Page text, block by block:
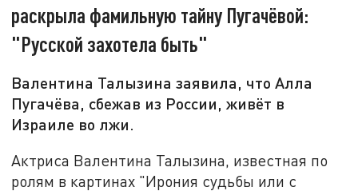
раскрыла фамильную тайну Пугачёвой:
"Русской захотела быть"
Валентина Талызина заявила, что Алла
Пугачёва, сбежав из России, живёт в
Израиле во лжи.
Актриса Валентина Талызина, известная по
ролям в картинах "Ирония судьбы или с